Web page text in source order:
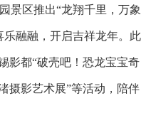
景区推出“龙翔千里，万象
融融，开启吉祥龙年。此
影都“破壳吧！恐龙宝宝奇
摄影艺术展”等活动，陪伴